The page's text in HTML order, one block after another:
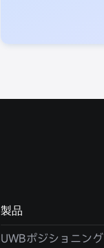
製品
UWBポジショニング